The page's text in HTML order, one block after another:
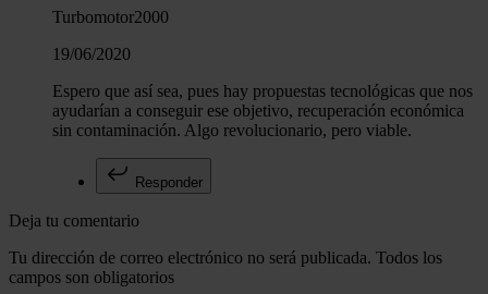
Turbomotor2000
19/06/2020
Espero que así sea, pues hay propuestas tecnológicas que nos
ayudarían a conseguir ese objetivo, recuperación económica
sin contaminación. Algo revolucionario, pero viable.
Responder
Deja tu comentario
Tu dirección de correo electrónico no será publicada. Todos los
campos son obligatorios